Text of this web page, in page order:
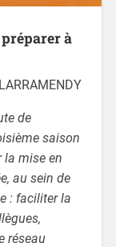
à
de
saison
la mise en
au sein de
: faciliter la
réseau